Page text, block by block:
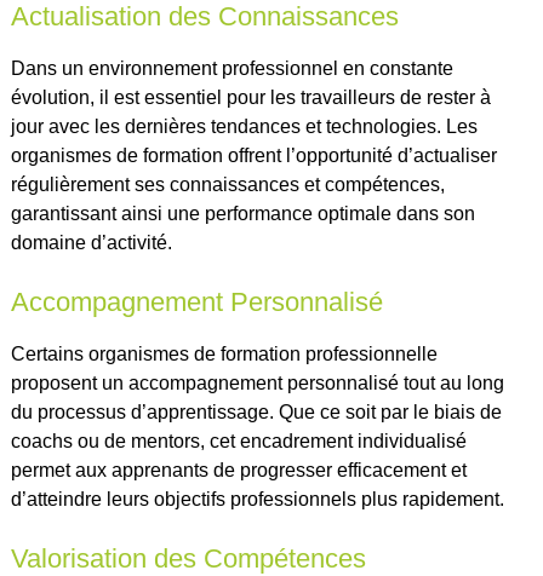
Actualisation des Connaissances
Dans un environnement professionnel en constante
évolution, il est essentiel pour les travailleurs de rester à
jour avec les dernières tendances et technologies. Les
organismes de formation offrent l’opportunité d’actualiser
régulièrement ses connaissances et compétences,
garantissant ainsi une performance optimale dans son
domaine d’activité.
Accompagnement Personnalisé
Certains organismes de formation professionnelle
proposent un accompagnement personnalisé tout au long
du processus d’apprentissage. Que ce soit par le biais de
coachs ou de mentors, cet encadrement individualisé
permet aux apprenants de progresser efficacement et
d’atteindre leurs objectifs professionnels plus rapidement.
Valorisation des Compétences